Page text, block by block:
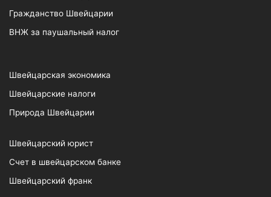
Гражданство Швейцарии
ВНЖ за паушальный налог
Швейцарская экономика
Швейцарские налоги
Природа Швейцарии
Швейцарский юрист
Счет в швейцарском банке
Швейцарский франк